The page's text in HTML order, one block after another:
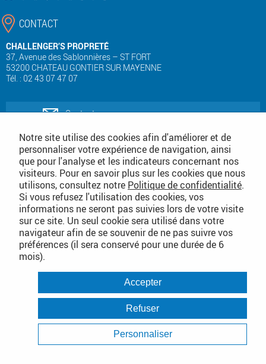
CONTACT
CHALLENGER’S PROPRETÉ
37, Avenue des Sablonnières – ST FORT
53200 CHATEAU GONTIER SUR MAYENNE
Tél. : 02 43 07 47 07
Contactez-nous
Téléchargez notre catalogue produits
de nettoyage
Téléchargez notre
catalogue consommables
Conditions Générales de Vente
PLAN DU SITE DÉTAILLÉ
Conditions Générales de Vente
Mentions légales
Politique de confidentialité
Janvier 2021
Notre site utilise des cookies afin d'améliorer et de
personnaliser votre expérience de navigation, ainsi
que pour l'analyse et les indicateurs concernant nos
visiteurs. Pour en savoir plus sur les cookies que nous
utilisons, consultez notre Politique de confidentialité.
Si vous refusez l'utilisation des cookies, vos
informations ne seront pas suivies lors de votre visite
sur ce site. Un seul cookie sera utilisé dans votre
navigateur afin de se souvenir de ne pas suivre vos
préférences (il sera conservé pour une durée de 6
mois).
Accepter
Refuser
Personnaliser